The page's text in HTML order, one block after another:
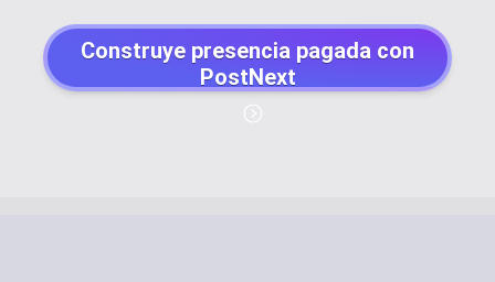
Construye presencia pagada con
PostNext